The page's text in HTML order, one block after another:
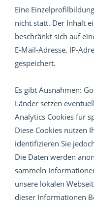
Eine
nicht statt. Der Inhalt
beschränkt sich auf
E-Mail-Adresse, IP-
gespeichert.
Es gibt Ausnahmen:
Länder setzen
Analytics Cookies für
Diese Cookies nutzen
identifizieren Sie
Die Daten werden
sammeln
unsere lokalen
dieser Informationen